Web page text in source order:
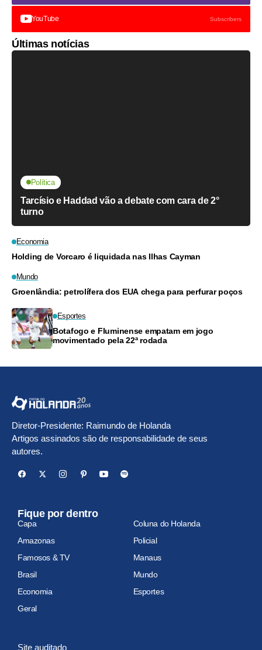
YouTube Subscribers
Últimas notícias
Política
Tarcísio e Haddad vão a debate com cara de 2°
turno
Economia
Holding de Vorcaro é liquidada nas Ilhas Cayman
Mundo
Groenlândia: petrolífera dos EUA chega para perfurar poços
Esportes
Botafogo e Fluminense empatam em jogo
movimentado pela 22ª rodada
Diretor-Presidente: Raimundo de Holanda
Artigos assinados são de responsabilidade de seus
autores.
Fique por dentro
Capa
Coluna do Holanda
Amazonas
Policial
Famosos & TV
Manaus
Brasil
Mundo
Economia
Esportes
Geral
Site auditado